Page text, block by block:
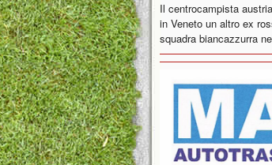
Il centrocampista
in Veneto un altro ex
squadra biancazzurra